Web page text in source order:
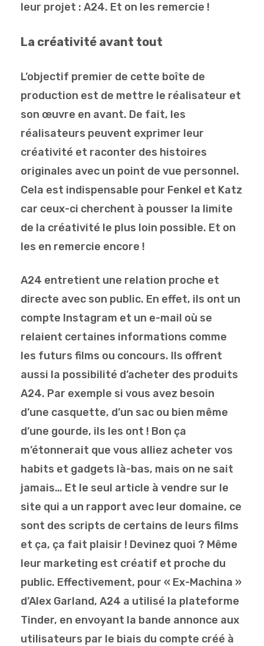
leur projet : A24. Et on les remercie !
La créativité avant tout
L’objectif premier de cette boîte de
production est de mettre le réalisateur et
son œuvre en avant. De fait, les
réalisateurs peuvent exprimer leur
créativité et raconter des histoires
originales avec un point de vue personnel.
Cela est indispensable pour Fenkel et Katz
car ceux-ci cherchent à pousser la limite
de la créativité le plus loin possible. Et on
les en remercie encore !
A24 entretient une relation proche et
directe avec son public. En effet, ils ont un
compte Instagram et un e-mail où se
relaient certaines informations comme
les futurs films ou concours. Ils offrent
aussi la possibilité d’acheter des produits
A24. Par exemple si vous avez besoin
d’une casquette, d’un sac ou bien même
d’une gourde, ils les ont ! Bon ça
m’étonnerait que vous alliez acheter vos
habits et gadgets là-bas, mais on ne sait
jamais… Et le seul article à vendre sur le
site qui a un rapport avec leur domaine, ce
sont des scripts de certains de leurs films
et ça, ça fait plaisir ! Devinez quoi ? Même
leur marketing est créatif et proche du
public. Effectivement, pour « Ex-Machina »
d’Alex Garland, A24 a utilisé la plateforme
Tinder, en envoyant la bande annonce aux
utilisateurs par le biais du compte créé à